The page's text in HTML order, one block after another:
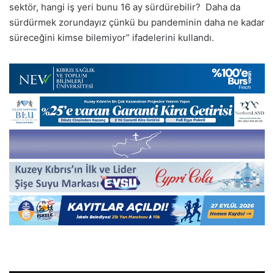
sektör, hangi iş yeri bunu 16 ay sürdürebilir? Daha da
sürdürmek zorundayız çünkü bu pandeminin daha ne kadar
süreceğini kimse bilemiyor” ifadelerini kullandı.